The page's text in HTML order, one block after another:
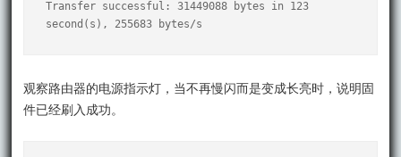
Transfer successful: 31449088 bytes in 123
second(s), 255683 bytes/s
观察路由器的电源指示灯，当不再慢闪而是变成长亮时，说明固
件已经刷入成功。